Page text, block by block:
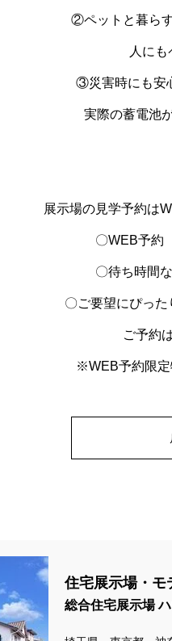
②ペットと
人にもペッ
③災害時にも
実際の蓄電池
展示場の見学予約は
〇WEB予
〇待ち時間
〇ご要望にぴっ
ご予約
※WEB予約限定
住宅展示場・モ
総合住宅展示場